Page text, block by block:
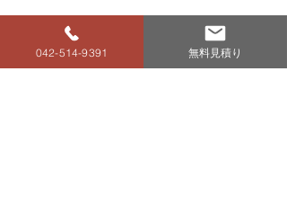
042-514-9391 無料見積り